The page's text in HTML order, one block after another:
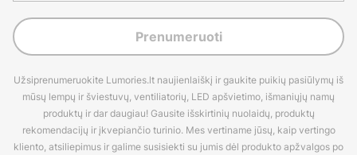
Prenumeruoti
Užsiprenumeruokite Lumories.lt naujienlaiškį ir gaukite puikių pasiūlymų iš
mūsų lempų ir šviestuvų, ventiliatorių, LED apšvietimo, išmaniųjų namų
produktų ir dar daugiau! Gausite išskirtinių nuolaidų, produktų
rekomendacijų ir įkvepiančio turinio. Mes vertiname jūsų, kaip vertingo
kliento, atsiliepimus ir galime susisiekti su jumis dėl produkto apžvalgos po